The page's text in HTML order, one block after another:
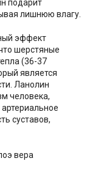
подарит
лишнюю влагу.
эффект
шерстяные
(36-37
является
Ланолин
человека,
суставов,
вера